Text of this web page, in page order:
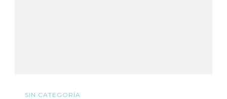
SIN CATEGORÍA